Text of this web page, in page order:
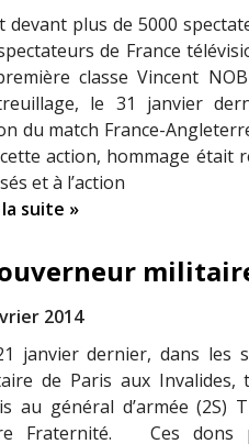
devant plus de 5000
de France
classe Vincent
le 31 janvier
du match France-
action, hommage était
et à l’action
suite »
2014
janvier dernier, dans les
de Paris aux Invalides,
au général d’armée (2S)
Fraternité. Ces dons